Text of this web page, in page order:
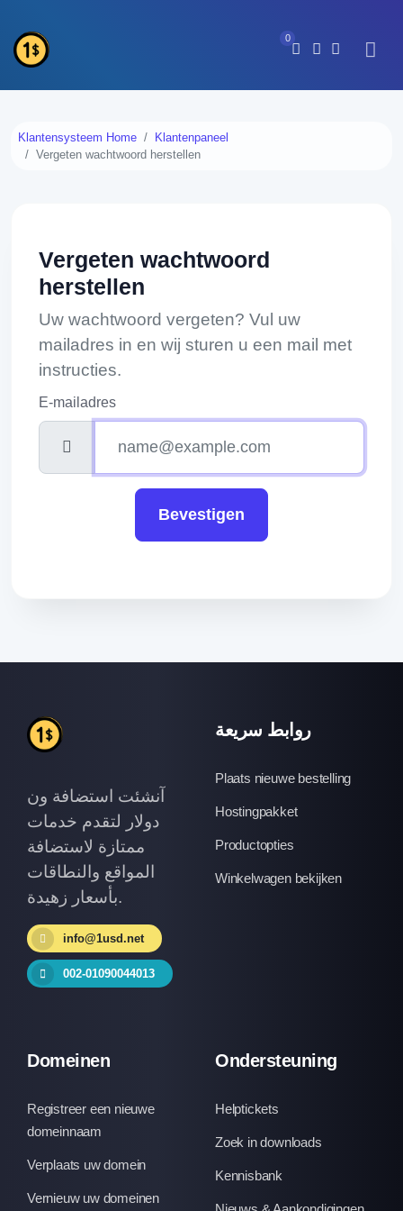
0
Klantensysteem Home
Klantenpaneel
Vergeten wachtwoord herstellen
Vergeten wachtwoord
herstellen
Uw wachtwoord vergeten? Vul uw
mailadres in en wij sturen u een mail met
instructies.
E-mailadres
Bevestigen
آنشئت استضافة ون
دولار لتقدم خدمات
ممتازة لاستضافة
المواقع والنطاقات
بأسعار زهيدة.
info@1usd.net
002-01090044013
روابط سريعة
Plaats nieuwe bestelling
Hostingpakket
Productopties
Winkelwagen bekijken
Domeinen
Registreer een nieuwe
domeinnaam
Verplaats uw domein
Vernieuw uw domeinen
Ondersteuning
Helptickets
Zoek in downloads
Kennisbank